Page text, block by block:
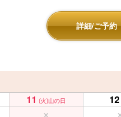
詳細/ご予約
11 (火)山の日 12